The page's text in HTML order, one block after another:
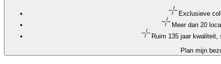
Exclusieve
Meer dan 20
Ruim 135 jaar
Plan mijn